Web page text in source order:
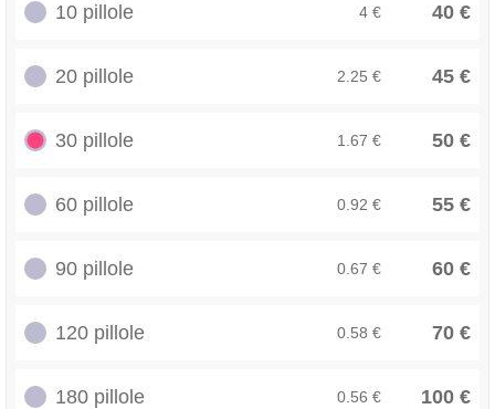
10 pillole 4 € 40 €
20 pillole 2.25 € 45 €
30 pillole 1.67 € 50 €
60 pillole 0.92 € 55 €
90 pillole 0.67 € 60 €
120 pillole 0.58 € 70 €
180 pillole 0.56 € 100 €